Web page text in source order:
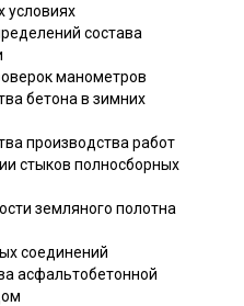
условиях
состава
манометров
бетона в зимних
производства работ
стыков полносборных
земляного полотна
соединений
асфальтобетонной